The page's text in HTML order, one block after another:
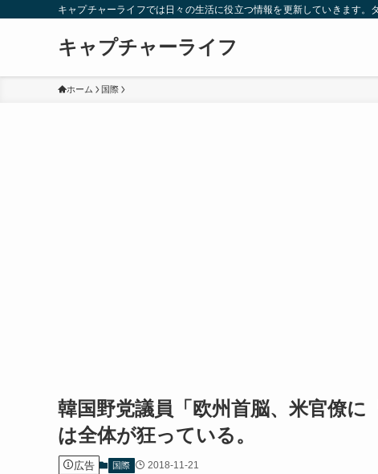
キャプチャーライフでは日々の生活に役立つ情報を更新していきます
キャプチャーライフ
ホーム 国際
韓国野党議員「欧州首脳、米官僚
は全体が狂っている。
広告 国際 2018-11-21